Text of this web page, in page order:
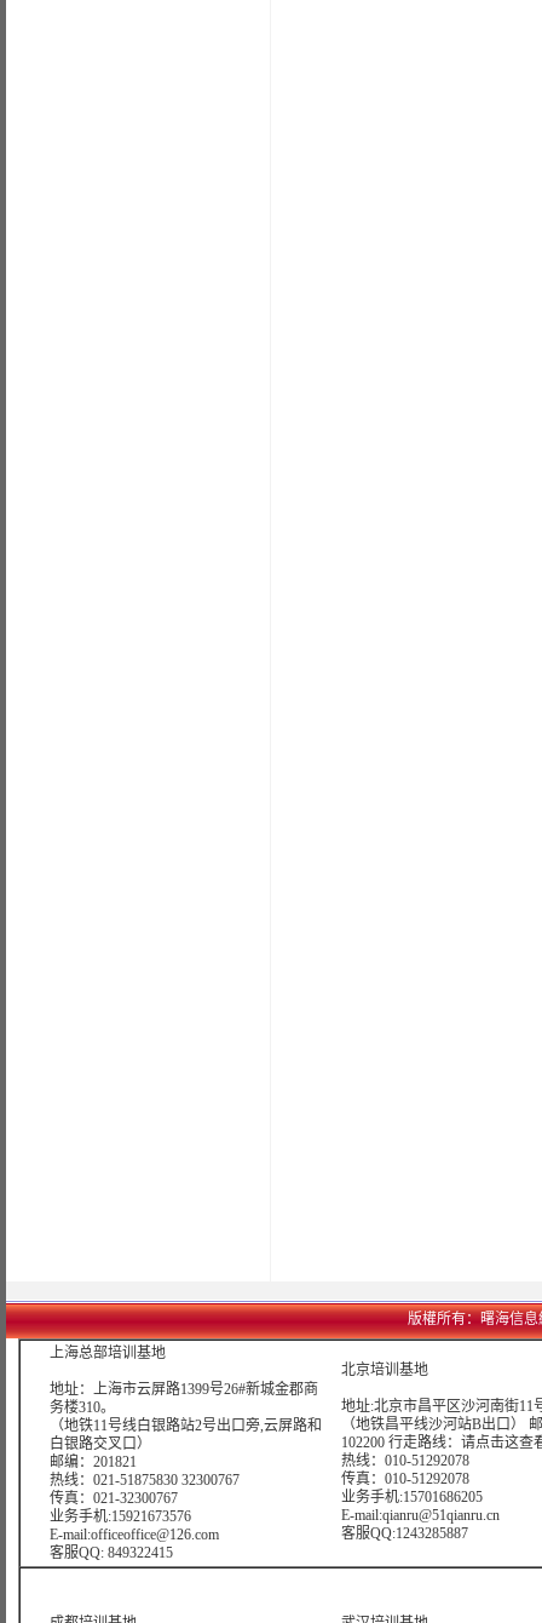
版權所有：曙海信息
上海总部培训基地
地址：上海市云屏路1399号26#新城金郡商
务楼310。
（地铁11号线白银路站2号出口旁,云屏路和
白银路交叉口）
邮编：201821
热线：021-51875830 32300767
传真：021-32300767
业务手机:15921673576
E-mail:officeoffice@126.com
客服QQ: 849322415
北京培训基地
地址:北京市昌平区沙河南街11
（地铁昌平线沙河站B出口）
102200 行走路线： 请点击这查
热线：010-51292078
传真：010-51292078
业务手机:15701686205
E-mail:qianru@51qianru.cn
客服QQ:1243285887